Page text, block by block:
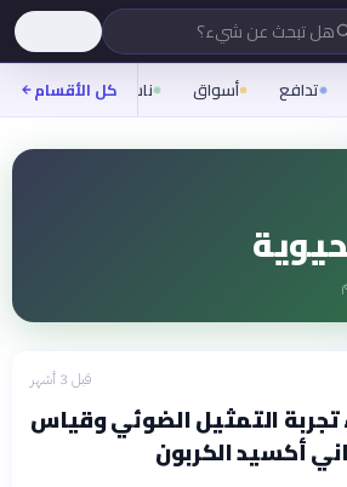
هل تبحث عن شيء؟
تدافع أسواق ناس روح
كل الأقسام
قبل 3 أشهر
تجربة التمثيل الضوئي وقياس
أكسيد الكربون